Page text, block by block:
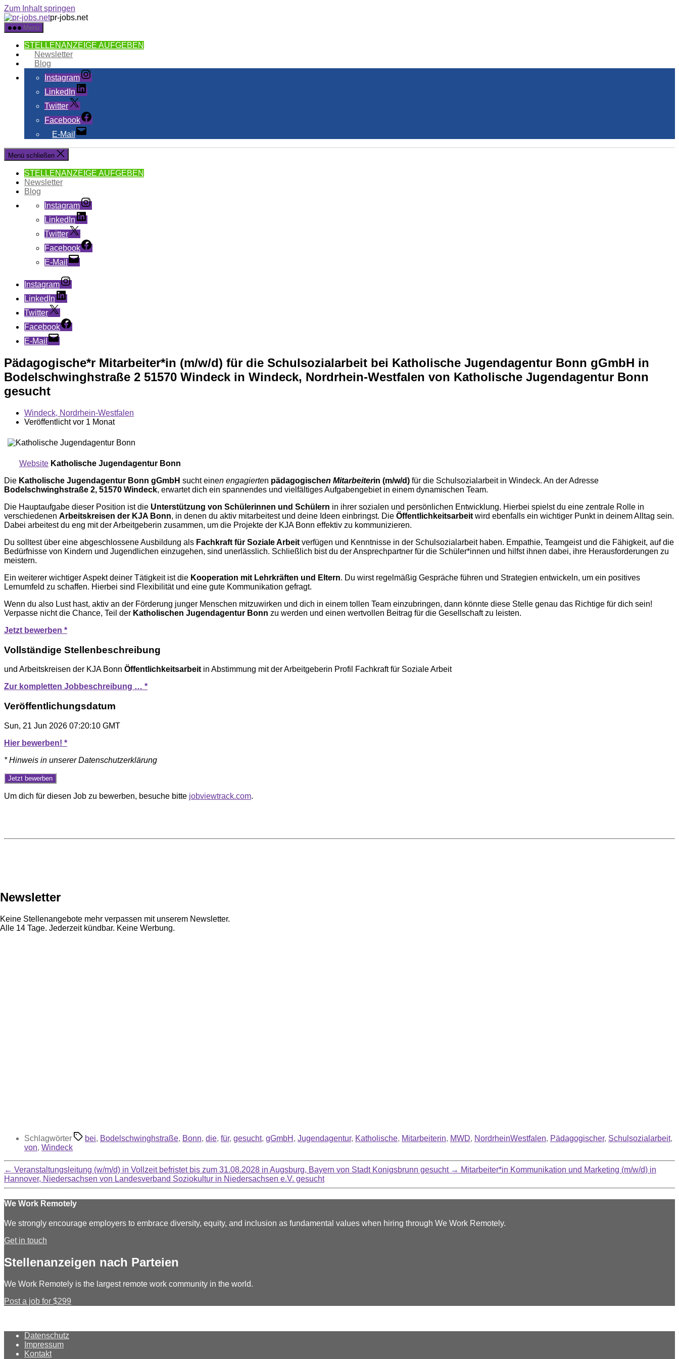
Zum Inhalt springen
pr-jobs.net
Menü
STELLENANZEIGE AUFGEBEN
Newsletter
Blog
Instagram
LinkedIn
Twitter
Facebook
E-Mail
Menü schließen
STELLENANZEIGE AUFGEBEN
Newsletter
Blog
Instagram
LinkedIn
Twitter
Facebook
E-Mail
Instagram
LinkedIn
Twitter
Facebook
E-Mail
Pädagogische*r Mitarbeiter*in (m/w/d) für die Schulsozialarbeit bei Katholische Jugendagentur Bonn gGmbH in
Bodelschwinghstraße 2 51570 Windeck in Windeck, Nordrhein-Westfalen von Katholische Jugendagentur Bonn
gesucht
Windeck, Nordrhein-Westfalen
Veröffentlicht vor 1 Monat
Website Katholische Jugendagentur Bonn
Die Katholische Jugendagentur Bonn gGmbH sucht einen engagierten pädagogischen Mitarbeiterin (m/w/d) für die Schulsozialarbeit in Windeck. An der Adresse
Bodelschwinghstraße 2, 51570 Windeck, erwartet dich ein spannendes und vielfältiges Aufgabengebiet in einem dynamischen Team.
Die Hauptaufgabe dieser Position ist die Unterstützung von Schülerinnen und Schülern in ihrer sozialen und persönlichen Entwicklung. Hierbei spielst du eine zentrale Rolle in
verschiedenen Arbeitskreisen der KJA Bonn, in denen du aktiv mitarbeitest und deine Ideen einbringst. Die Öffentlichkeitsarbeit wird ebenfalls ein wichtiger Punkt in deinem Alltag sein.
Dabei arbeitest du eng mit der Arbeitgeberin zusammen, um die Projekte der KJA Bonn effektiv zu kommunizieren.
Du solltest über eine abgeschlossene Ausbildung als Fachkraft für Soziale Arbeit verfügen und Kenntnisse in der Schulsozialarbeit haben. Empathie, Teamgeist und die Fähigkeit, auf die
Bedürfnisse von Kindern und Jugendlichen einzugehen, sind unerlässlich. Schließlich bist du der Ansprechpartner für die Schüler*innen und hilfst ihnen dabei, ihre Herausforderungen zu
meistern.
Ein weiterer wichtiger Aspekt deiner Tätigkeit ist die Kooperation mit Lehrkräften und Eltern. Du wirst regelmäßig Gespräche führen und Strategien entwickeln, um ein positives
Lernumfeld zu schaffen. Hierbei sind Flexibilität und eine gute Kommunikation gefragt.
Wenn du also Lust hast, aktiv an der Förderung junger Menschen mitzuwirken und dich in einem tollen Team einzubringen, dann könnte diese Stelle genau das Richtige für dich sein!
Verpasse nicht die Chance, Teil der Katholischen Jugendagentur Bonn zu werden und einen wertvollen Beitrag für die Gesellschaft zu leisten.
Jetzt bewerben *
Vollständige Stellenbeschreibung
und Arbeitskreisen der KJA Bonn Öffentlichkeitsarbeit in Abstimmung mit der Arbeitgeberin Profil Fachkraft für Soziale Arbeit
Zur kompletten Jobbeschreibung … *
Veröffentlichungsdatum
Sun, 21 Jun 2026 07:20:10 GMT
Hier bewerben! *
* Hinweis in unserer Datenschutzerklärung
Um dich für diesen Job zu bewerben, besuche bitte jobviewtrack.com.
Newsletter
Keine Stellenangebote mehr verpassen mit unserem Newsletter.
Alle 14 Tage. Jederzeit kündbar. Keine Werbung.
Schlagwörter bei, Bodelschwinghstraße, Bonn, die, für, gesucht, gGmbH , Jugendagentur, Katholische, Mitarbeiterin, MWD, NordrheinWestfalen, Pädagogischer, Schulsozialarbeit,
von, Windeck
← Veranstaltungsleitung (w/m/d) in Vollzeit befristet bis zum 31.08.2028 in Augsburg, Bayern von Stadt Konigsbrunn gesucht → Mitarbeiter*in Kommunikation und Marketing (m/w/d) in
Hannover, Niedersachsen von Landesverband Soziokultur in Niedersachsen e.V. gesucht
We Work Remotely
We strongly encourage employers to embrace diversity, equity, and inclusion as fundamental values when hiring through We Work Remotely.
Get in touch
Stellenanzeigen nach Parteien
We Work Remotely is the largest remote work community in the world.
Post a job for $299
Datenschutz
Impressum
Kontakt